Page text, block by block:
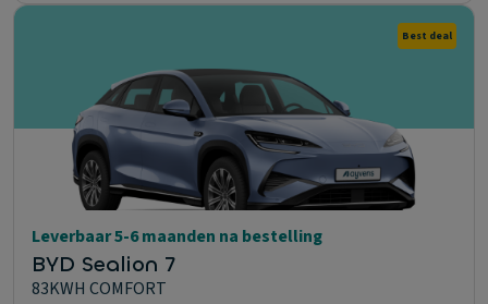
Best deal
Leverbaar 5-6 maanden na bestelling
BYD Sealion 7
83KWH COMFORT